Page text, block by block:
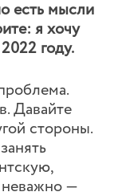
есть мысли
я хочу
году.
Давайте
стороны.
неважно —